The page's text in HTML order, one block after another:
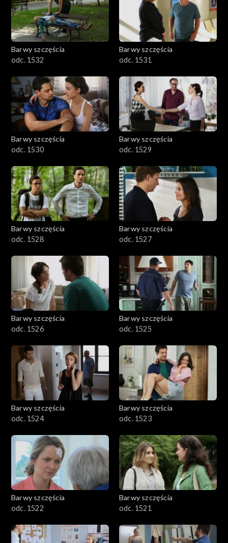
Barwy szczęścia
odc. 1532
Barwy szczęścia
odc. 1531
Barwy szczęścia
odc. 1530
Barwy szczęścia
odc. 1529
Barwy szczęścia
odc. 1528
Barwy szczęścia
odc. 1527
Barwy szczęścia
odc. 1526
Barwy szczęścia
odc. 1525
Barwy szczęścia
odc. 1524
Barwy szczęścia
odc. 1523
Barwy szczęścia
odc. 1522
Barwy szczęścia
odc. 1521